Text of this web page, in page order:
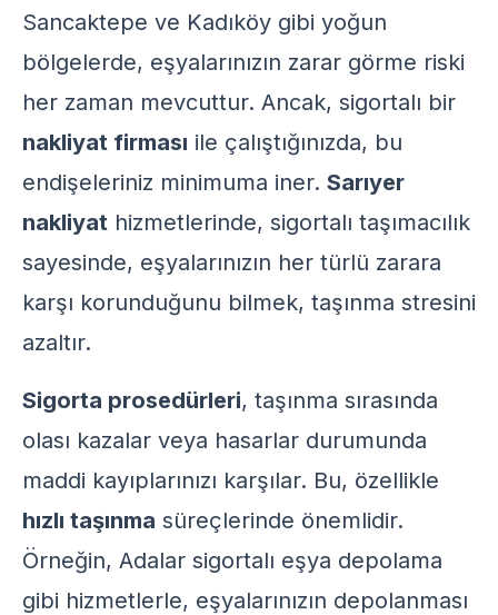
Sancaktepe ve Kadıköy gibi yoğun
bölgelerde, eşyalarınızın zarar görme riski
her zaman mevcuttur. Ancak, sigortalı bir
nakliyat firması ile çalıştığınızda, bu
endişeleriniz minimuma iner. Sarıyer
nakliyat hizmetlerinde, sigortalı taşımacılık
sayesinde, eşyalarınızın her türlü zarara
karşı korunduğunu bilmek, taşınma stresini
azaltır.
Sigorta prosedürleri, taşınma sırasında
olası kazalar veya hasarlar durumunda
maddi kayıplarınızı karşılar. Bu, özellikle
hızlı taşınma süreçlerinde önemlidir.
Örneğin, Adalar sigortalı eşya depolama
gibi hizmetlerle, eşyalarınızın depolanması